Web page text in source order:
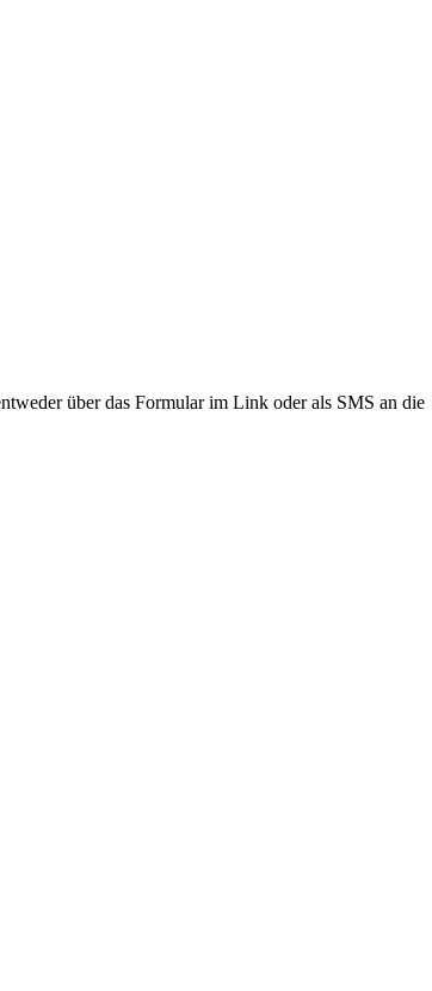
über das Formular im Link oder als SMS an die